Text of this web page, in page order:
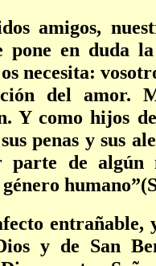
amigos,
pone en duda
necesita:
del amor.
Y como hijos
penas y sus
parte de algún
entrañable,
y de San